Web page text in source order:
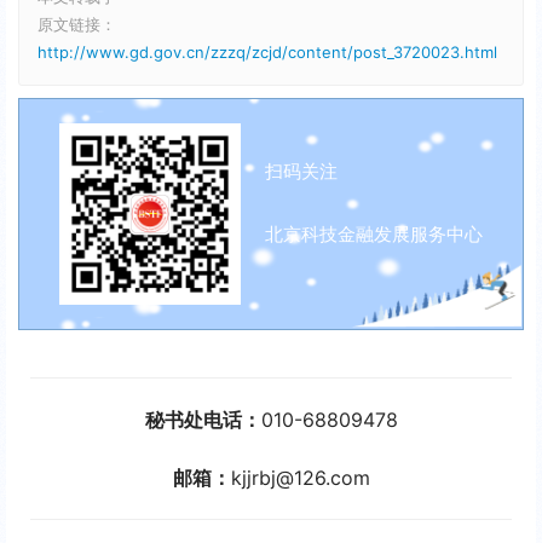
原文链接：
http://www.gd.gov.cn/zzzq/zcjd/content/post_3720023.html
扫码关注
北京科技金融发展服务中心
秘书处电话： 010-68809478
邮箱： kjjrbj@126.com